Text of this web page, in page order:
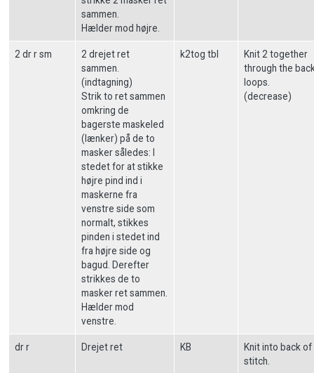
sammen.
Hælder mod højre.
2 dr r sm
2 drejet ret
sammen.
(indtagning)
Strik to ret sammen
omkring de
bagerste maskeled
(lænker) på de to
masker således: I
stedet for at stikke
højre pind ind i
maskerne fra
venstre side som
normalt, stikkes
pinden i stedet ind
fra højre side og
bagud. Derefter
strikkes de to
masker ret sammen.
Hælder mod
venstre.
k2tog tbl
Knit 2 together
through the
loops.
(decrease)
dr r Drejet ret KB
Knit into back of
stitch.